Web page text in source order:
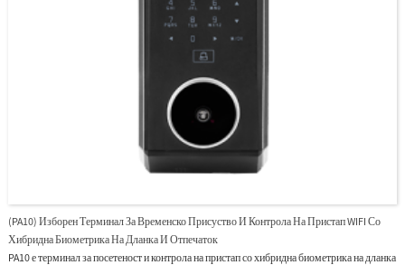
(PA10) Изборен Терминал За Временско Присуство И Контрола На Пристап WIFI Со
Хибридна Биометрика На Дланка И Отпечаток
PA10 е терминал за посетеност и контрола на пристап со хибридна биометрика на дланка